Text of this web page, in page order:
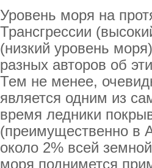
Уровень моря на
Трансгрессии
(низкий уровень
разных авторов об
Тем не менее,
является одним из
время ледники
(преимущественно в
около 2% всей
моря поднимется